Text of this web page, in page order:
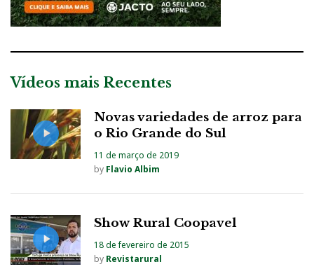
Vídeos mais Recentes
Novas variedades de arroz para
o Rio Grande do Sul
11 de março de 2019
by Flavio Albim
Show Rural Coopavel
18 de fevereiro de 2015
by Revistarural